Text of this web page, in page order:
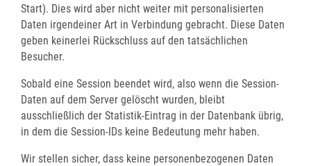
Start). Dies wird aber nicht weiter mit personalisierten
Daten irgendeiner Art in Verbindung gebracht. Diese Daten
geben keinerlei Rückschluss auf den tatsächlichen
Besucher.
Sobald eine Session beendet wird, also wenn die Session-
Daten auf dem Server gelöscht wurden, bleibt
ausschließlich der Statistik-Eintrag in der Datenbank übrig,
in dem die Session-IDs keine Bedeutung mehr haben.
Wir stellen sicher, dass keine personenbezogenen Daten